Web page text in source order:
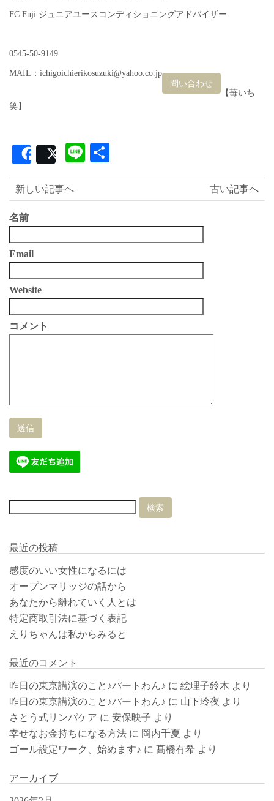
FC Fuji ジュニアユースコンディショニングアドバイザー
0545-50-9149
MAIL：ichigoichierikosuzuki@yahoo.co.jp
問い合わせ
【苺いち
笑】
SharePost Line
有
古い記事へ
新しい記事へ
名前
Email
Website
コメント
最近の投稿
感度のいい女性になるには
オープンマリッジの話から
あなたから離れていく人とは
特定商取引法に基づく表記
えりちゃんは私からみると
最近のコメント
昨日の東京講演のこと♪パートわん♪ に 絵理子鈴木 より
昨日の東京講演のこと♪パートわん♪ に 山下玲夜 より
さとう式リンパケア に 安保映子 より
幸せなお金持ちになる方法 に 岡内千夏 より
ゴール設定ワーク、始めます♪ に 髙橋有希 より
アーカイブ